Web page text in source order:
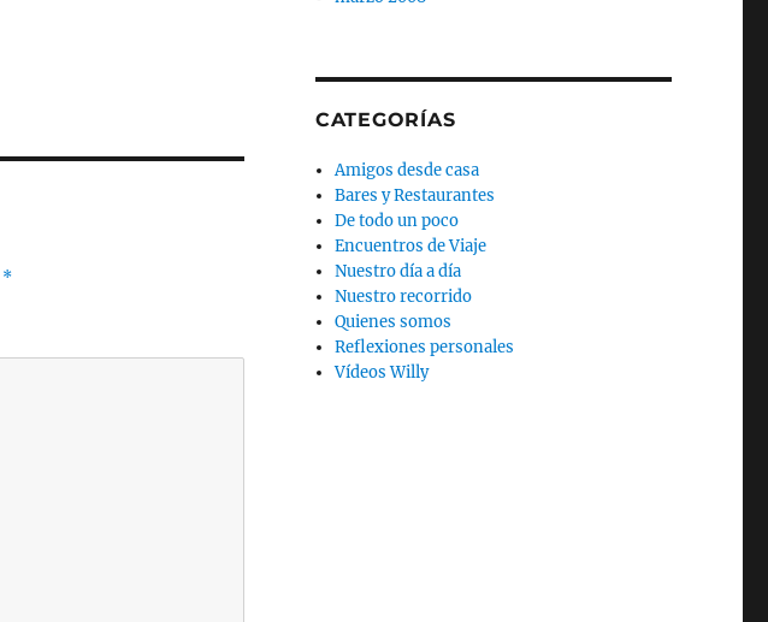
*
CATEGORÍAS
Amigos desde casa
Bares y Restaurantes
De todo un poco
Encuentros de Viaje
Nuestro día a día
Nuestro recorrido
Quienes somos
Reflexiones personales
Vídeos Willy